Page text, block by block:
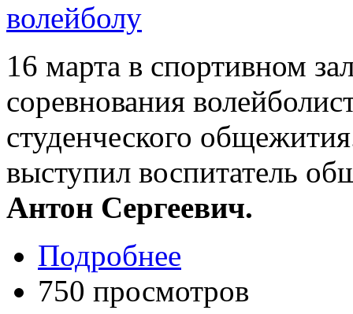
16 марта в спортивном
соревнования
студенческого
выступил воспитатель
Антон Сергеевич.
Подробнее
750 просмотров